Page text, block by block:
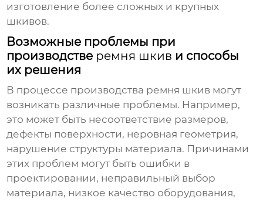
изготовление более сложных и крупных
шкивов.
Возможные проблемы при
производстве ремня шкив и способы
их решения
В процессе производства ремня шкив могут
возникать различные проблемы. Например,
это может быть несоответствие размеров,
дефекты поверхности, неровная геометрия,
нарушение структуры материала. Причинами
этих проблем могут быть ошибки в
проектировании, неправильный выбор
материала, низкое качество оборудования,